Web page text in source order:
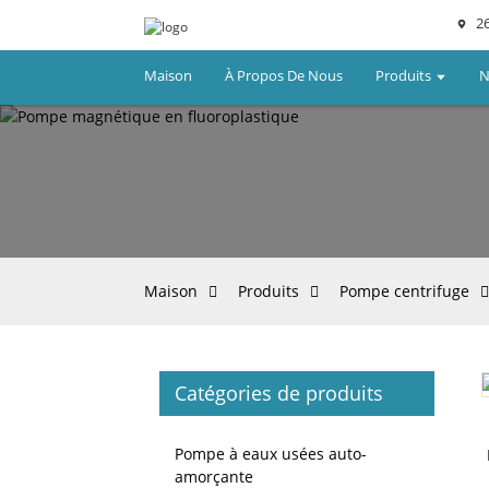
Maison À Propos De Nous Produits
Maison Produits Pompe centrifuge
Catégories de produits
Pompe à eaux usées auto-
amorçante
Loading...
Loading...